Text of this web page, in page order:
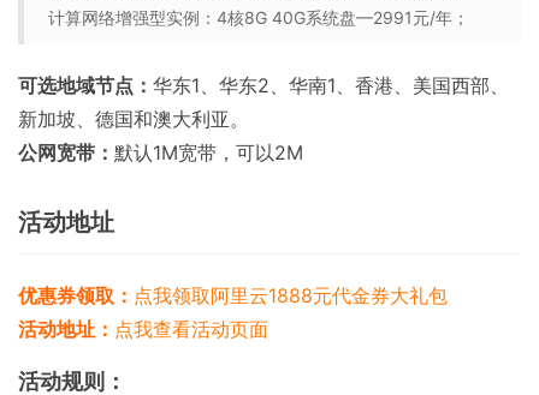
计算网络增强型实例：4核8G 40G系统盘—2991元/年；
可选地域节点： 华东1、华东2、华南1、香港、美国西部、
新加坡、德国和澳大利亚。
公网宽带： 默认1M宽带，可以2M
活动地址
优惠券领取： 点我领取阿里云1888元代金券大礼包
活动地址： 点我查看活动页面
活动规则：